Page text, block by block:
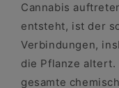
Cannabis
entsteht, ist der
Verbindungen,
die Pflanze altert.
gesamte